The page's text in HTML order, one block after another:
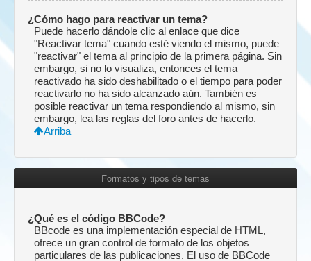
¿Cómo hago para reactivar un tema?
Puede hacerlo dándole clic al enlace que dice
"Reactivar tema" cuando esté viendo el mismo, puede
"reactivar" el tema al principio de la primera página. Sin
embargo, si no lo visualiza, entonces el tema
reactivado ha sido deshabilitado o el tiempo para poder
reactivarlo no ha sido alcanzado aún. También es
posible reactivar un tema respondiendo al mismo, sin
embargo, lea las reglas del foro antes de hacerlo.
Arriba
Formatos y tipos de temas
¿Qué es el código BBCode?
BBcode es una implementación especial de HTML,
ofrece un gran control de formato de los objetos
particulares de las publicaciones. El uso de BBCode